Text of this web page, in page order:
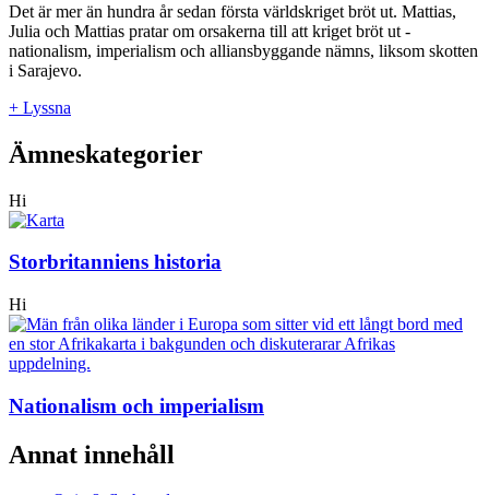
Det är mer än hundra år sedan första världskriget bröt ut. Mattias,
Julia och Mattias pratar om orsakerna till att kriget bröt ut -
nationalism, imperialism och alliansbyggande nämns, liksom skotten
i Sarajevo.
+ Lyssna
Ämneskategorier
Hi
Storbritanniens historia
Hi
Nationalism och imperialism
Annat innehåll